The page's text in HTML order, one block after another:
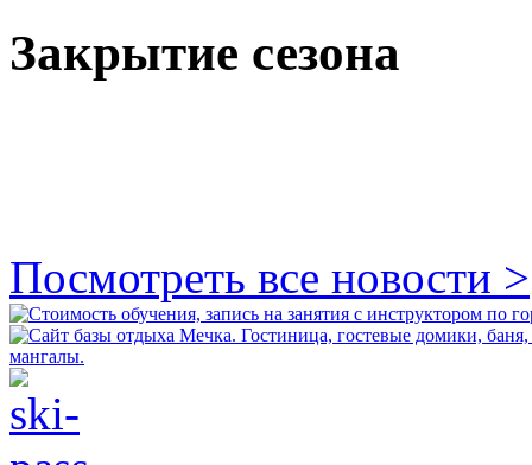
Закрытие сезона
Посмотреть все новости >